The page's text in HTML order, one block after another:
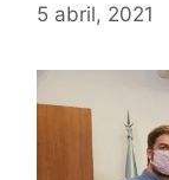
5 abril, 2021